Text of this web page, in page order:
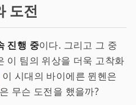
도전
진행 중이다. 그리고 그 중
이 팀의 위상을 더욱 고착화
시대의 바이에른 뮌헨은
무슨 도전을 했을까?